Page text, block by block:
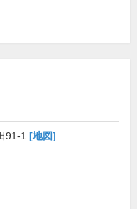
91-1 [地図]